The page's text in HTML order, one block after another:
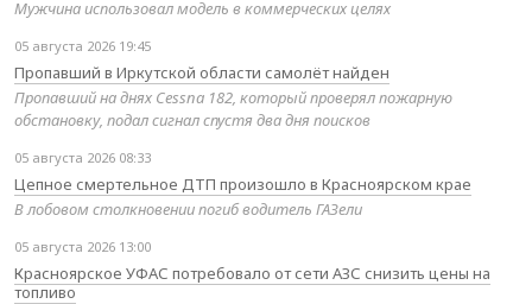
Мужчина использовал модель в коммерческих целях
05 августа 2026 19:45
Пропавший в Иркутской области самолёт найден
Пропавший на днях Cessna 182, который проверял пожарную
обстановку, подал сигнал спустя два дня поисков
05 августа 2026 08:33
Цепное смертельное ДТП произошло в Красноярском крае
В лобовом столкновении погиб водитель ГАЗели
05 августа 2026 13:00
Красноярское УФАС потребовало от сети АЗС снизить цены на
топливо